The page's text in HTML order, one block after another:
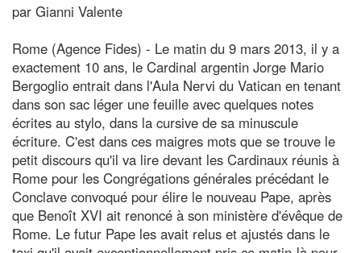
par Gianni Valente
Rome (Agence Fides) - Le matin du 9 mars 2013, il y a
exactement 10 ans, le Cardinal argentin Jorge Mario
Bergoglio entrait dans l'Aula Nervi du Vatican en tenant
dans son sac léger une feuille avec quelques notes
écrites au stylo, dans la cursive de sa minuscule
écriture. C'est dans ces maigres mots que se trouve le
petit discours qu'il va lire devant les Cardinaux réunis à
Rome pour les Congrégations générales précédant le
Conclave convoqué pour élire le nouveau Pape, après
que Benoît XVI ait renoncé à son ministère d'évêque de
Rome. Le futur Pape les avait relus et ajustés dans le